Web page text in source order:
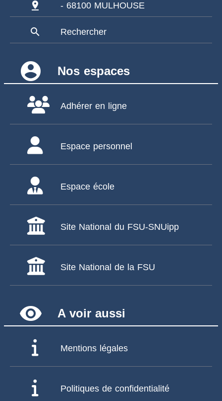
pin_drop - 68100 MULHOUSE
search Rechercher
account_circle Nos espaces
Adhérer en ligne
Espace personnel
Espace école
Site National du FSU-SNUipp
Site National de la FSU
remove_red_eye A voir aussi
Mentions légales
Politiques de confidentialité